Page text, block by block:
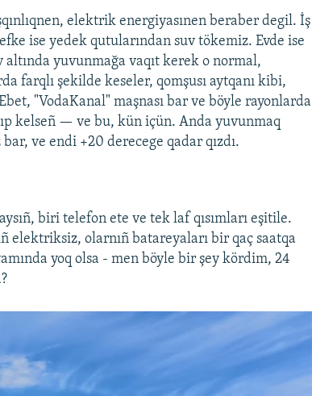
elektrik energiyasınen beraber degil. İş
ise yedek qutularından suv tökemiz. Evde ise
yuvunmağa vaqıt kerek o normal,
farqlı şekilde keseler, qomşusı aytqanı kibi,
"VodaKanal" maşnası bar ve böyle rayonlarda
kelseñ — ve bu, kün içün. Anda yuvunmaq
ve endi +20 derecege qadar qızdı.
biri telefon ete ve tek laf qısımları eşitile.
elektriksiz, olarnıñ batareyaları bir qaç saatqa
yoq olsa - men böyle bir şey kördim, 24